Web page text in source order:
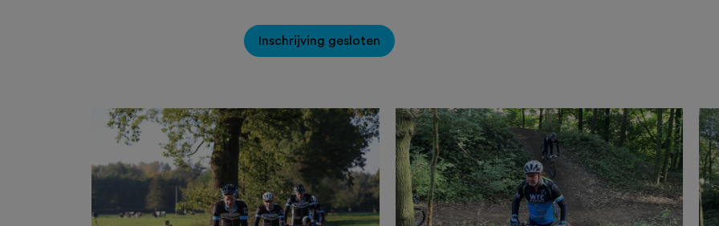
Inschrijving gesloten